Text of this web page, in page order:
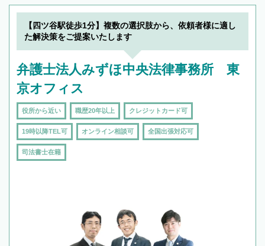
できます。また、相続は感情がからむ分野なの
でフィーリングも重要です。実際に電話や面談
で複数の弁護士と会話をしてウマが合う方に依
【四ツ谷駅徒歩1分】複数の選択肢から、依頼者様に適し
た解決策をご提案いたします
弁護士法人みずほ中央法律事務所 東
京オフィス
役所から近い 職歴20年以上 クレジットカード可
19時以降TEL可 オンライン相談可 全国出張対応可
司法書士在籍